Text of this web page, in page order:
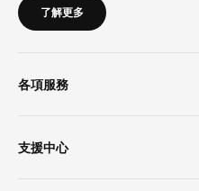
了解更多
各項服務
支援中心